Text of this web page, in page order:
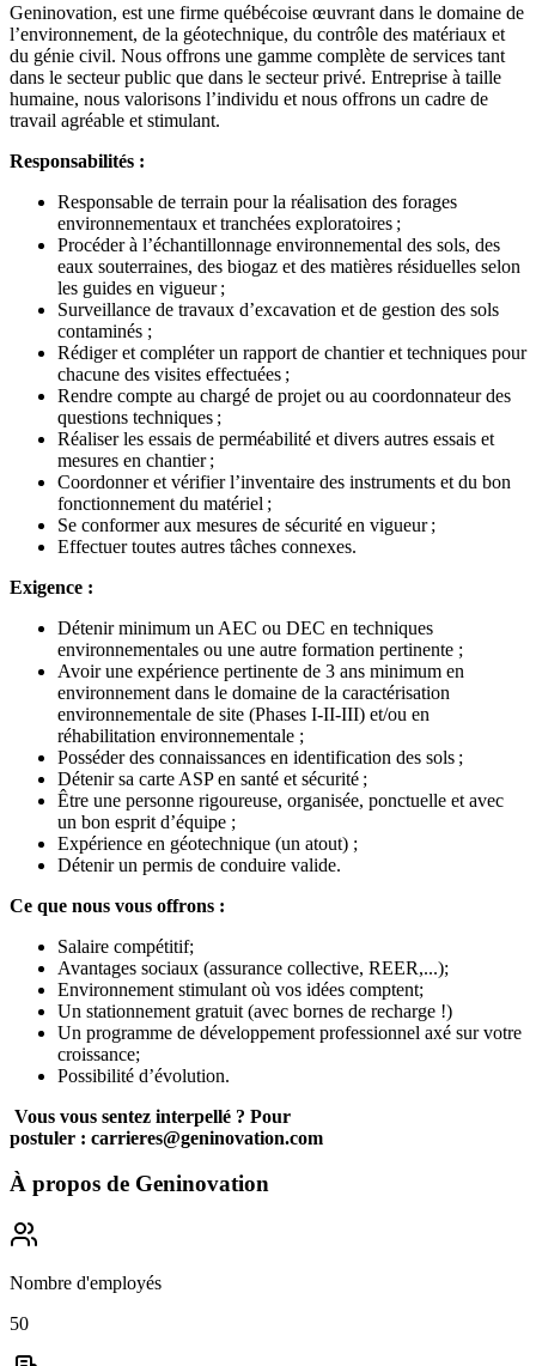
Geninovation, est une firme québécoise œuvrant dans le domaine de
l’environnement, de la géotechnique, du contrôle des matériaux et
du génie civil. Nous offrons une gamme complète de services tant
dans le secteur public que dans le secteur privé. Entreprise à taille
humaine, nous valorisons l’individu et nous offrons un cadre de
travail agréable et stimulant.
Responsabilités :
Responsable de terrain pour la réalisation des forages
environnementaux et tranchées exploratoires ;
Procéder à l’échantillonnage environnemental des sols, des
eaux souterraines, des biogaz et des matières résiduelles selon
les guides en vigueur ;
Surveillance de travaux d’excavation et de gestion des sols
contaminés ;
Rédiger et compléter un rapport de chantier et techniques pour
chacune des visites effectuées ;
Rendre compte au chargé de projet ou au coordonnateur des
questions techniques ;
Réaliser les essais de perméabilité et divers autres essais et
mesures en chantier ;
Coordonner et vérifier l’inventaire des instruments et du bon
fonctionnement du matériel ;
Se conformer aux mesures de sécurité en vigueur ;
Effectuer toutes autres tâches connexes.
Exigence :
Détenir minimum un AEC ou DEC en techniques
environnementales ou une autre formation pertinente ;
Avoir une expérience pertinente de 3 ans minimum en
environnement dans le domaine de la caractérisation
environnementale de site (Phases I-II-III) et/ou en
réhabilitation environnementale ;
Posséder des connaissances en identification des sols ;
Détenir sa carte ASP en santé et sécurité ;
Être une personne rigoureuse, organisée, ponctuelle et avec
un bon esprit d’équipe ;
Expérience en géotechnique (un atout) ;
Détenir un permis de conduire valide.
Ce que nous vous offrons :
Salaire compétitif;
Avantages sociaux (assurance collective, REER,...);
Environnement stimulant où vos idées comptent;
Un stationnement gratuit (avec bornes de recharge !)
Un programme de développement professionnel axé sur votre
croissance;
Possibilité d’évolution.
Vous vous sentez interpellé ? Pour
postuler : carrieres@geninovation.com
À propos de Geninovation
Nombre d'employés
50